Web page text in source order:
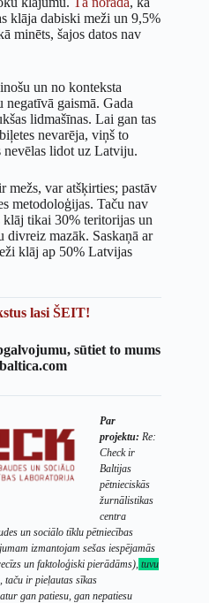
klāja dabiski meži un 9,5%
minēts, šajos datos nav
un no konteksta
gaismā. Gada
lidmašīnas. Lai gan tas
nevarēja, viņš to
lidot uz Latviju.
mežs, var atšķirties; pastāv
metodoloģijas. Taču nav
klāj tikai 30% teritorijas un
divreiz mazāk. Saskaņā ar
klāj ap 50% Latvijas
lasi ŠEIT!
sūtiet to mums
Par
projektu: Re:
Check ir
Baltijas
pētnieciskās
žurnālistikas
centra
un sociālo tīklu pētniecības
izmantojam sešas iespējamās
un faktoloģiski pierādāms), tuvu
taču ir pieļautas sīkas
gan patiesu, gan nepatiesu